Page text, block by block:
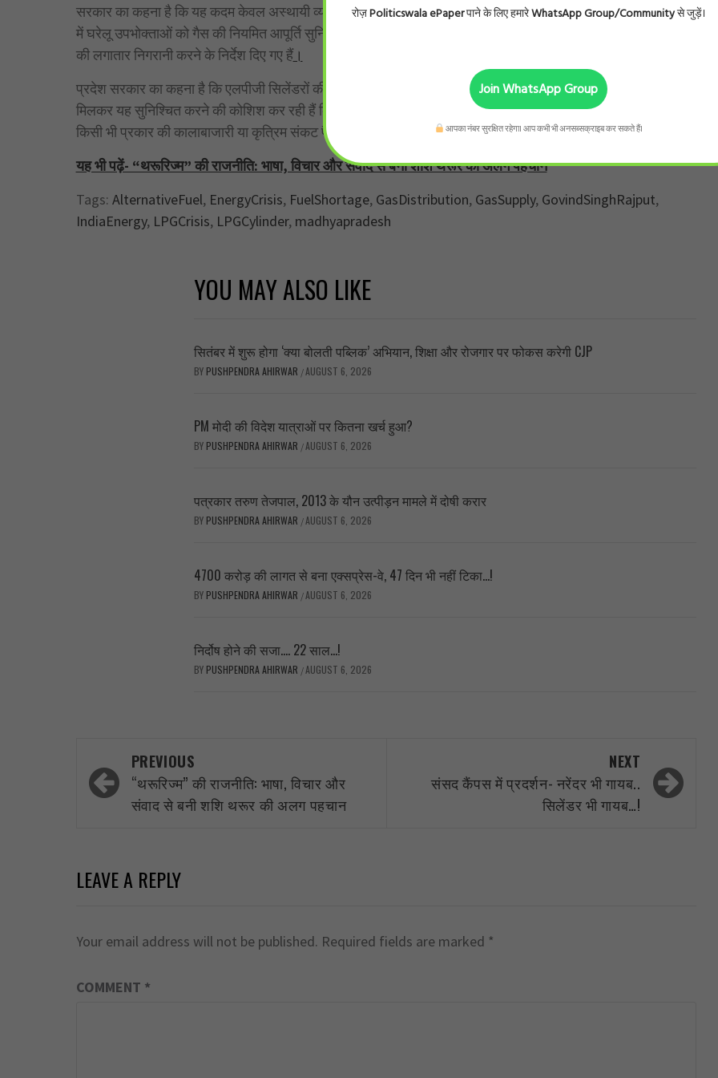
सरकार का कहना है कि यह कदम केवल अस्थायी व्यवस्था के रूप में उठाया गया है, ताकि मौजूदा वैश्विक परिस्थितियों के बीच राज्य
में घरेलू उपभोक्ताओं को गैस की नियमित आपूर्ति सुनिश्चित की जा सके। प्रशासनिक अधिकारियों को भी सतर्क रहने और स्थिति
की लगातार निगरानी करने के निर्देश दिए गए हैं।
प्रदेश सरकार का कहना है कि एलपीजी सिलेंडरों की उपलब्धता को लेकर घबराने की जरूरत नहीं है। सरकार और तेल कंपनियां
मिलकर यह सुनिश्चित करने की कोशिश कर रही हैं कि प्रदेश के हर उपभोक्ता तक गैस की आपूर्ति नियमित रूप से पहुंचती रहे और
किसी भी प्रकार की कालाबाजारी या कृत्रिम संकट पैदा न हो।
यह भी पढ़ें- “थरूरिज्म” की राजनीति: भाषा, विचार और संवाद से बनी शशि थरूर की अलग पहचान
Tags: AlternativeFuel, EnergyCrisis, FuelShortage, GasDistribution, GasSupply, GovindSinghRajput,
IndiaEnergy, LPGCrisis, LPGCylinder, madhyapradesh
YOU MAY ALSO LIKE
सितंबर में शुरू होगा ‘क्या बोलती पब्लिक’ अभियान, शिक्षा और रोजगार पर फोकस करेगी CJP
BY PUSHPENDRA AHIRWAR /AUGUST 6, 2026
PM मोदी की विदेश यात्राओं पर कितना खर्च हुआ?
BY PUSHPENDRA AHIRWAR /AUGUST 6, 2026
पत्रकार तरुण तेजपाल, 2013 के यौन उत्पीड़न मामले में दोषी करार
BY PUSHPENDRA AHIRWAR /AUGUST 6, 2026
4700 करोड़ की लागत से बना एक्सप्रेस-वे, 47 दिन भी नहीं टिका…!
BY PUSHPENDRA AHIRWAR /AUGUST 6, 2026
निर्दोष होने की सजा…. 22 साल…!
BY PUSHPENDRA AHIRWAR /AUGUST 6, 2026
Post
navigation
PREVIOUS
“थरूरिज्म” की राजनीति: भाषा, विचार और
संवाद से बनी शशि थरूर की अलग पहचान
NEXT
संसद कैंपस में प्रदर्शन- नरेंदर भी गायब..
सिलेंडर भी गायब…!
LEAVE A REPLY
Your email address will not be published. Required fields are marked *
COMMENT *
रोज़Politicswala ePaperपाने के लिए हमारेWhatsApp Group/Communityसे जुड़ें।
Join WhatsApp Group
आपका नंबर सुरक्षित रहेगा। आप कभी भी अनसब्सक्राइब कर सकते हैं।